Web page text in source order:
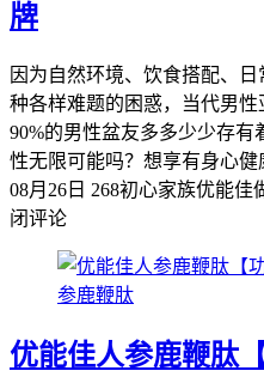
牌
因为自然环境、饮食搭配、
种各样难题的困惑，当代男性
90%的男性盆友多多少少存有
性无限可能吗？想享有身心健
08月26日 268初心家族优能佳
闭评论
参鹿鞭肽
优能佳人参鹿鞭肽